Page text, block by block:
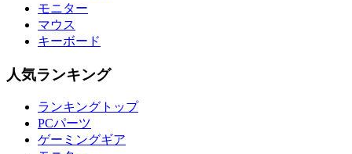
モニター
マウス
キーボード
人気ランキング
ランキングトップ
PCパーツ
ゲーミングギア